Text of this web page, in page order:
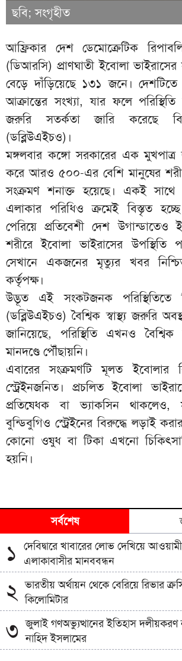
ছবি; সংগৃহীত
আফ্রিকার দেশ ডেমোক্রেটিক
(ডিআরসি) প্রাণঘাতী ইবোলা ভাইরাসের
বেড়ে দাঁড়িয়েছে ১৩১ জনে। দেশটিতে
আক্রান্তের সংখ্যা, যার ফলে পরিস্থিতি
জরুরি সতর্কতা জারি করেছে বিশ্ব
(ডব্লিউএইচও)।
মঙ্গলবার কঙ্গো সরকারের এক মুখপাত্র
করে আরও ৫০০-এর বেশি মানুষের
সংক্রমণ শনাক্ত হয়েছে। একই সাথে
এলাকার পরিধিও ক্রমেই বিস্তৃত
পেরিয়ে প্রতিবেশী দেশ উগান্ডাতেও
শরীরে ইবোলা ভাইরাসের উপস্থিতি
সেখানে একজনের মৃত্যুর খবর
কর্তৃপক্ষ।
উদ্ভূত এই সংকটজনক পরিস্থিতিতে
(ডব্লিউএইচও) বৈশ্বিক স্বাস্থ্য জরুরি
জানিয়েছে, পরিস্থিতি এখনও বৈশ্বিক
মানদণ্ডে পৌঁছায়নি।
এবারের সংক্রমণটি মূলত ইবোলার
স্ট্রেইনজনিত। প্রচলিত ইবোলা
প্রতিষেধক বা ভ্যাকসিন থাকলেও,
বুন্ডিবুগিও স্ট্রেইনের বিরুদ্ধে লড়াই
কোনো ওষুধ বা টিকা এখনো
হয়নি।
সর্বশেষ
১ দেবিদ্বারে খাবারের লোভ দেখিয়ে
এলাকাবাসীর মানববন্ধন
২
ভারতীয় অর্থায়ন থেকে বেরিয়ে রিভার
কিলোমিটার
৩ জুলাই গণঅভ্যুত্থানের ইতিহাস দলীয়করণ
নাহিদ ইসলামের